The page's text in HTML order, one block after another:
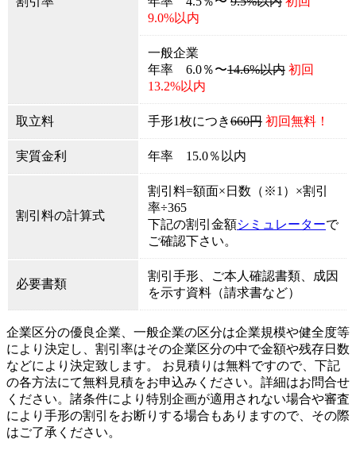
9.0%以内
一般企業
年率 6.0％〜14.6%以内 初回
13.2%以内
取立料 手形1枚につき660円 初回無料！
実質金利 年率 15.0％以内
割引料の計算式
割引料=額面×日数（※1）×割引
率÷365
下記の割引金額シミュレーターで
ご確認下さい。
必要書類
割引手形、ご本人確認書類、成因
を示す資料（請求書など）
企業区分の優良企業、一般企業の区分は企業規模や健全度等
により決定し、割引率はその企業区分の中で金額や残存日数
などにより決定致します。 お見積りは無料ですので、下記
の各方法にて無料見積をお申込みください。詳細はお問合せ
ください。諸条件により特別企画が適用されない場合や審査
により手形の割引をお断りする場合もありますので、その際
はご了承ください。